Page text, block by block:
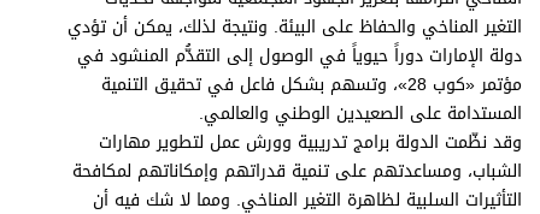
التغير المناخي والحفاظ على البيئة. ونتيجة لذلك، يمكن أن تؤدي
دولة الإمارات دوراً حيوياً في الوصول إلى التقدُّم المنشود في
مؤتمر «كوب 28»، وتسهم بشكل فاعل في تحقيق التنمية
المستدامة على الصعيدين الوطني والعالمي.
وقد نظّمت الدولة برامج تدريبية وورش عمل لتطوير مهارات
الشباب، ومساعدتهم على تنمية قدراتهم وإمكاناتهم لمكافحة
التأثيرات السلبية لظاهرة التغير المناخي. ومما لا شك فيه أن